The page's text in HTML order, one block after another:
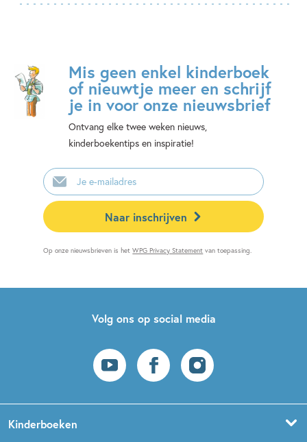
Mis geen enkel kinderboek
of nieuwtje meer en schrijf
je in voor onze nieuwsbrief
Ontvang elke twee weken nieuws,
kinderboekentips en inspiratie!
E-
mailadres
Naar inschrijven
Op onze nieuwsbrieven is hetWPG Privacy Statement van toepassing.
Volg ons op social media
Kinderboeken